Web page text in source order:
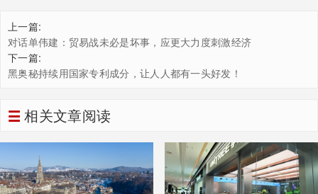
上一篇:
对话单伟建：贸易战未必是坏事，应更大力度刺激经济
下一篇:
黑奥秘持续用国家专利成分，让人人都有一头好发！
相关文章阅读